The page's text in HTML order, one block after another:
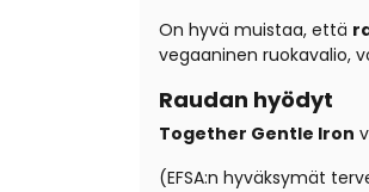
On hyvä muistaa, että
vegaaninen ruokavalio,
Raudan hyödyt
Together Gentle Iron
(EFSA:n hyväksymät